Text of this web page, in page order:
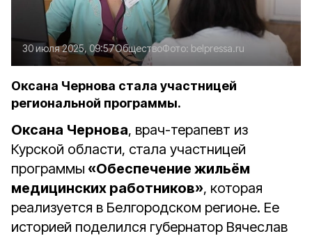
30 июля 2025, 09:57ОбществоФото: belpressa.ru
Оксана Чернова стала участницей
региональной программы.
Оксана Чернова, врач-терапевт из
Курской области, стала участницей
программы «Обеспечение жильём
медицинских работников», которая
реализуется в Белгородском регионе. Ее
историей поделился губернатор Вячеслав